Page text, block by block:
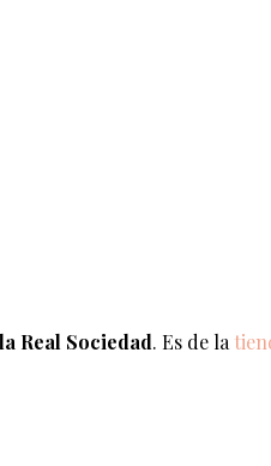
Real Sociedad. Es de la